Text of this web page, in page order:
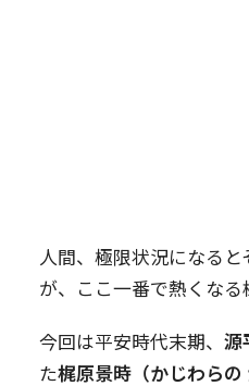
人間、極限状況になる
が、ここ一番で熱くなる
今回は平安時代末期、 源
た梶原景時（かじわらの